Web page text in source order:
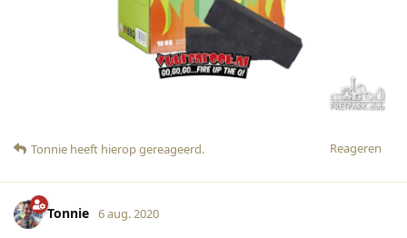
Reageren
Tonnie heeft hierop gereageerd.
Tonnie 6 aug. 2020